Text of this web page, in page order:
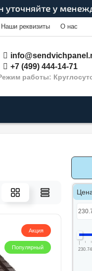
Наши реквизиты О нас
+7 (499) 444-14-71
работы:
Акция
Популярный 230.74